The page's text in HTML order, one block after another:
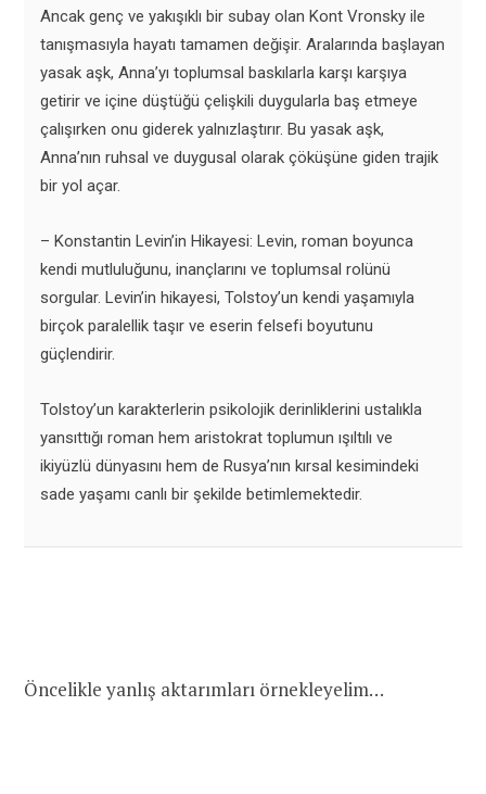
Ancak genç ve yakışıklı bir subay olan Kont Vronsky ile
tanışmasıyla hayatı tamamen değişir. Aralarında başlayan
yasak aşk, Anna’yı toplumsal baskılarla karşı karşıya
getirir ve içine düştüğü çelişkili duygularla baş etmeye
çalışırken onu giderek yalnızlaştırır. Bu yasak aşk,
Anna’nın ruhsal ve duygusal olarak çöküşüne giden trajik
bir yol açar.
– Konstantin Levin’in Hikayesi: Levin, roman boyunca
kendi mutluluğunu, inançlarını ve toplumsal rolünü
sorgular. Levin’in hikayesi, Tolstoy’un kendi yaşamıyla
birçok paralellik taşır ve eserin felsefi boyutunu
güçlendirir.
Tolstoy’un karakterlerin psikolojik derinliklerini ustalıkla
yansıttığı roman hem aristokrat toplumun ışıltılı ve
ikiyüzlü dünyasını hem de Rusya’nın kırsal kesimindeki
sade yaşamı canlı bir şekilde betimlemektedir.
Öncelikle yanlış aktarımları örnekleyelim…